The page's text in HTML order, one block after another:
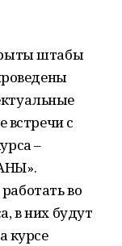
штабы
встречи с
–
во
в них будут
курсе